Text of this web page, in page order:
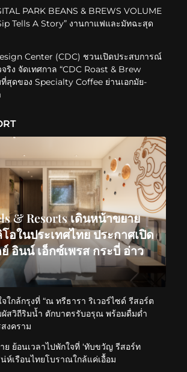
PARK BEANS & BREWS VOLUME
Tells A Story” งานกาแฟและมัทฉะสุด
Center (CDC) ชวนเปิดประสบการณ์
ริง จัดเทศกาล “CDC Roast & Brew
ที่สุดของ Specialty Coffee ย่านเอกมัย-
& Resorts เดินหน้าขยาย
อในประเทศไทย ประกาศเปิด
อินน์ เอ็กซ์เพรส กระบี่ อ่าว
ใกล้กรุงที่ “ณ ทรีธารา ริเวอร์ไซด์ รีสอร์ต
ผัสวิถีริมน้ำ ตักบาตรรับอรุณ พร้อมดื่มด่ำ
งคราม
ย ย้อนเวลาไปพักใจที่ ‘ทับขวัญ รีสอร์ท
ห์เรือนไทยโบราณใกล้แค่เอื้อม